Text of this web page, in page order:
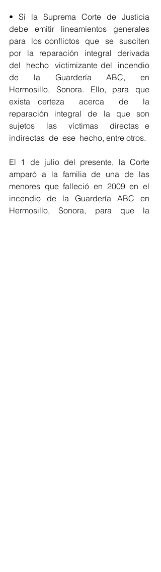
•  Si  la  Suprema  Corte  de  Justicia
debe  emitir  lineamientos  generales
para  los conflictos  que  se  susciten
por  la  reparación  integral  derivada
del  hecho  victimizante del  incendio
de  la  Guardería  ABC,  en
Hermosillo,  Sonora.  Ello,  para  que
exista certeza  acerca  de  la
reparación  integral  de  la  que  son
sujetos  las  víctimas  directas e
indirectas  de  ese  hecho, entre otros.
El 1 de julio del presente, la Corte
amparó a la familia de una de las
menores que falleció en 2009 en el
incendio de la Guardería ABC en
Hermosillo, Sonora, para que la